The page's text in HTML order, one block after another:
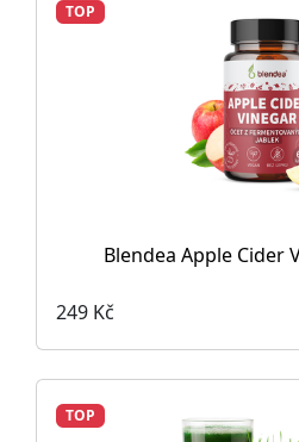
TOP
Blendea Apple Cider
249 Kč
TOP